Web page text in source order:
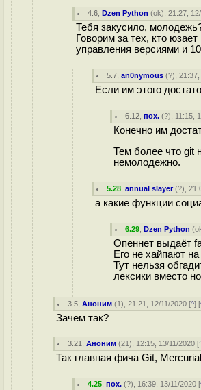
4.6 ,Dzen Python (ok), 21:27,
Тебя закусило,
Говорим за тех, кто
управления версиями и
5.7 ,an0nymous (?), 21:37,
Если им этого
6.12 ,пох. (?), 11:15,
Конечно им
Тем более что git
немолодежно.
5.28 ,annual slayer(?),
а какие функции
6.29 ,Dzen Python (
Опеннет выдаёт
Его не хайпают
Тут нельзя
лексики вместо
3.5 ,Аноним (1), 21:21, 12/11/2020 [^] [
Зачем так?
3.21 ,Аноним (21), 12:15, 13/11/2020 [
Так главная фича Git,
4.25 ,пох. (?), 16:39, 13/11/2020 [